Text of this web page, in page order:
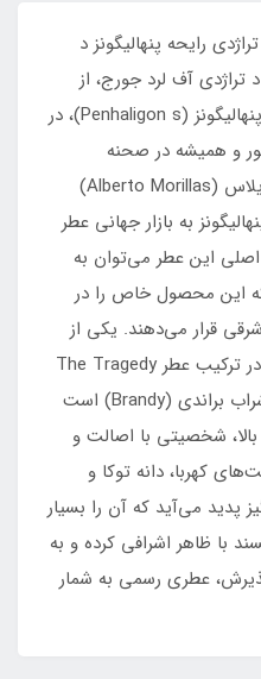
رایحه پنهالیگونز د
آف لرد جورج، از
برند خاص، لاکچری و انگلیسی پنهالیگونز (Penhaligon s)، در
و همیشه در صحنه
ایتالیایی؛ یعنی آقای آلبرتو موریلاس (Alberto Morillas)
به بازار جهانی عطر
این عطر می‌توان به
که این محصول خاص را در
قرار می‌دهند. یکی از
عناصر منحصر به‌فرد به کار رفته در ترکیب عطر The Tragedy
Of Lord، رایحه گرم و شیرین‌ شراب براندی (Brandy) است
شخصیتی با اصالت و
کهربا، دانه توکا و
پدید می‌آید که آن را بسیار
ظاهر اشرافی کرده و به
عطری رسمی به شمار